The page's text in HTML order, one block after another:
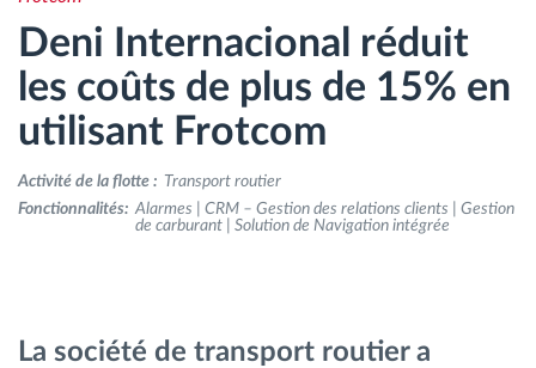
Analyse du comportement de conduite
Contrôle des temps de conduite
Gestion de la main-d’œuvre
Téléchargement du tachygraphe à distance
Gestion de carburant
Deni Internacional réduit
les coûts de plus de 15% en
utilisant Frotcom
Activité de la flotte : Transport routier
Fonctionnalités: Alarmes | CRM – Gestion des relations clients | Gestion
de carburant | Solution de Navigation intégrée
La société de transport routier a